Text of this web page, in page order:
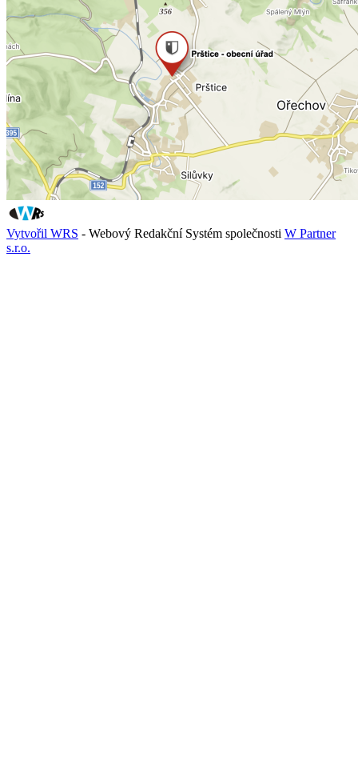
Vytvořil WRS - Webový Redakční Systém společnosti W Partner
s.r.o.